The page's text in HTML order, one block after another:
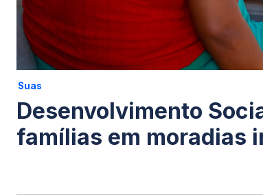
Suas
Desenvolvimento
famílias em moradias